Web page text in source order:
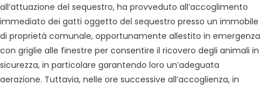
all’attuazione del sequestro, ha provveduto all’accoglimento
immediato dei gatti oggetto del sequestro presso un immobile
di proprietà comunale, opportunamente allestito in emergenza
con griglie alle finestre per consentire il ricovero degli animali in
sicurezza, in particolare garantendo loro un’adeguata
aerazione. Tuttavia, nelle ore successive all’accoglienza, in